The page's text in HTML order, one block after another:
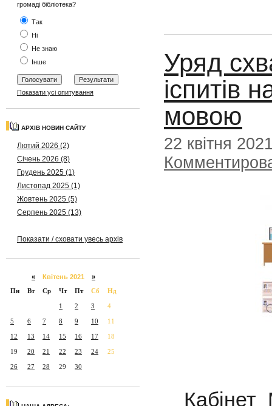
громаді бібліотека?
Так
Ні
Не знаю
Інше
Показати усі опитування
АРХІВ НОВИН САЙТУ
Лютий 2026 (2)
Січень 2026 (8)
Грудень 2025 (1)
Листопад 2025 (1)
Жовтень 2025 (5)
Серпень 2025 (13)
Показати / сховати увесь архів
« Квітень 2021 »
Пн
Вт Ср Чт Пт Сб Нд
1 2 3 4
5 6 7 8 9 10 11
12 13 14 15 16 17 18
19 20 21 22 23 24 25
26 27 28 29 30
Уряд
іспитів
мовою
22 квітня
Кабінет